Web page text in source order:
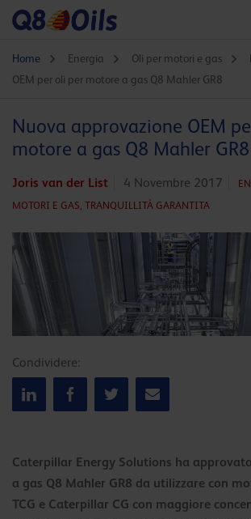
Home Energia Oli per motori e gas
OEM per oli per motore a gas Q8 Mahler GR8
Nuova approvazione OEM
motore a gas Q8 Mahler GR8
Joris van der List 4 Novembre 2017
MOTORI E GAS, TRANQUILLITÀ GARANTITA
Condividere:
Caterpillar Energy Solutions ha
a gas Q8 Mahler GR8 da utilizzare con
TCG e Caterpillar CG con maggiore